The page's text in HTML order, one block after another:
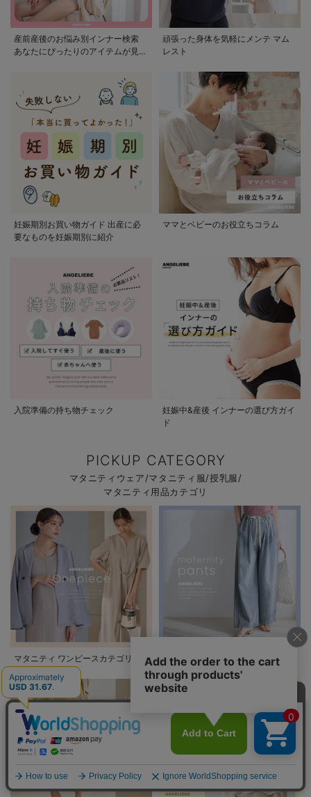
産前産後のお悩み別インナー検索
あなたにぴったりのアイテムが見つ
頑張った身体を気軽にメンテ マム
レスト
妊娠期別お買い物ガイド 出産に必
要なものを妊娠期別に紹介
ママとベビーのお役立ちコラム
入院準備の持ち物チェック
妊娠中&産後 インナーの選び方ガイ
ド
PICKUP CATEGORY
マタニティウェア/マタニティ服/授乳服/
マタニティ用品カテゴリ
マタニティ ワンピースカテゴリ マタニティ パンツカテゴリ